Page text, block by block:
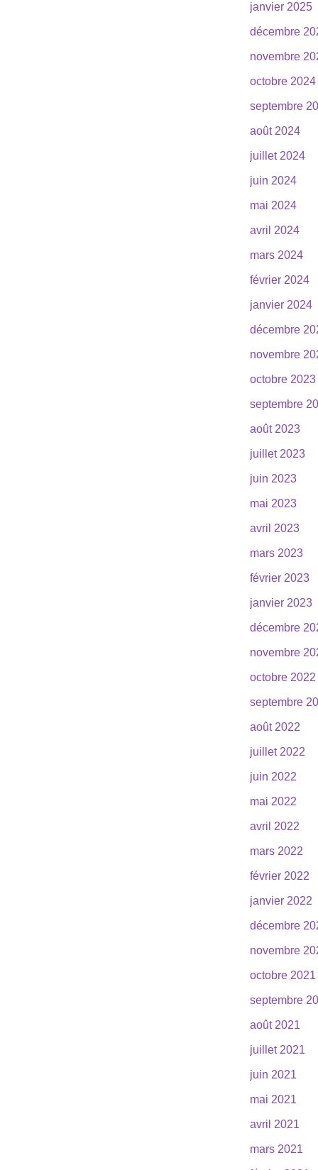
janvier 2025
décembre
novembre
octobre 2024
septembre
août 2024
juillet 2024
juin 2024
mai 2024
avril 2024
mars 2024
février 2024
janvier 2024
décembre
novembre
octobre 2023
septembre
août 2023
juillet 2023
juin 2023
mai 2023
avril 2023
mars 2023
février 2023
janvier 2023
décembre
novembre
octobre 2022
septembre
août 2022
juillet 2022
juin 2022
mai 2022
avril 2022
mars 2022
février 2022
janvier 2022
décembre
novembre
octobre 2021
septembre
août 2021
juillet 2021
juin 2021
mai 2021
avril 2021
mars 2021